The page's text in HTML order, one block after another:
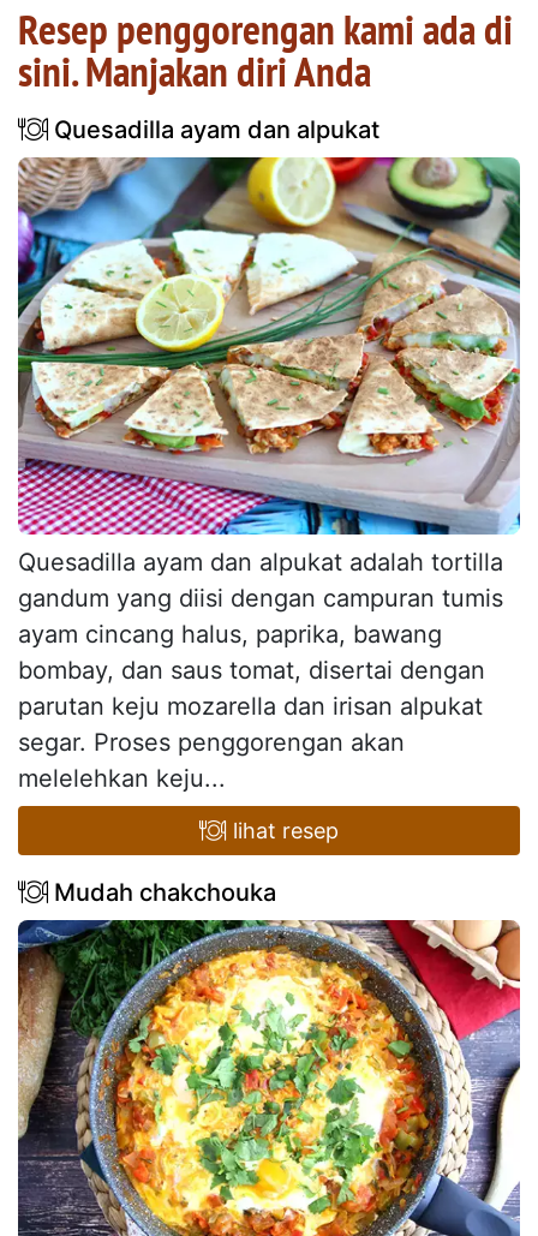
Resep penggorengan kami ada di
sini. Manjakan diri Anda
Quesadilla ayam dan alpukat
Quesadilla ayam dan alpukat adalah tortilla
gandum yang diisi dengan campuran tumis
ayam cincang halus, paprika, bawang
bombay, dan saus tomat, disertai dengan
parutan keju mozarella dan irisan alpukat
segar. Proses penggorengan akan
melelehkan keju...
lihat resep
Mudah chakchouka